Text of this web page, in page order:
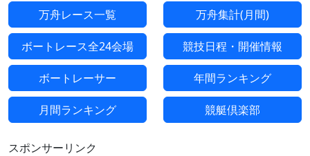
万舟レース一覧 万舟集計(月間)
ボートレース全24会場 競技日程・開催情報
ボートレーサー 年間ランキング
月間ランキング 競艇倶楽部
スポンサーリンク